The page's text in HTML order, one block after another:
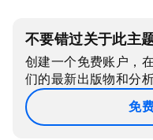
不要错过关于此主
创建一个免费账户，
们的最新出版物和分析
免